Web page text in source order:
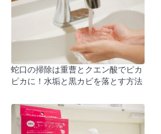
蛇口の掃除は重曹とクエン酸でピカ
ピカに！水垢と黒カビを落とす方法